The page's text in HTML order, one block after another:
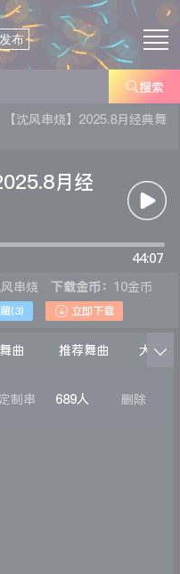
布
搜索
【沈风串烧】2025.8月经典舞
月经
DJ小伟
44:07
串烧 下载金币： 10金币
(3)  立即下载
曲 推荐舞曲 大家在

制串 689人 删除